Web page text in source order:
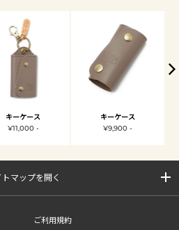
キーケース
¥11,000 -
キーケース
¥9,900 -
マップを開く
ご利用規約